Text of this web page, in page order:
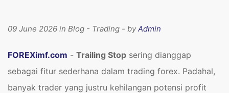
09 June 2026 in Blog - Trading - byAdmin
FOREXimf.com - Trailing Stop sering dianggap
sebagai fitur sederhana dalam trading forex. Padahal,
banyak trader yang justru kehilangan potensi profit